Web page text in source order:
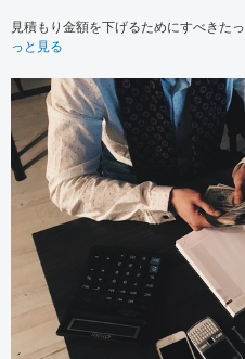
見積もり金額を下げるためにすべきた
っと見る